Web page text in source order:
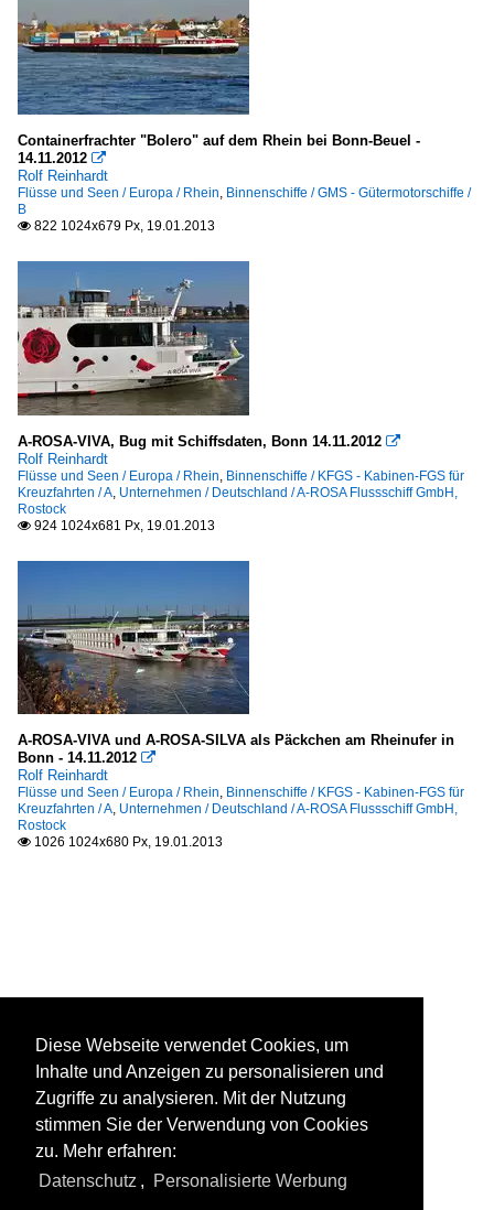
Containerfrachter "Bolero" auf dem Rhein bei Bonn-Beuel -
14.11.2012 
Rolf Reinhardt
Flüsse und Seen / Europa / Rhein, Binnenschiffe / GMS - Gütermotorschiffe /
B
 822 1024x679 Px, 19.01.2013
A-ROSA-VIVA, Bug mit Schiffsdaten, Bonn 14.11.2012 
Rolf Reinhardt
Flüsse und Seen / Europa / Rhein, Binnenschiffe / KFGS - Kabinen-FGS für
Kreuzfahrten / A, Unternehmen / Deutschland / A-ROSA Flussschiff GmbH,
Rostock
 924 1024x681 Px, 19.01.2013
A-ROSA-VIVA und A-ROSA-SILVA als Päckchen am Rheinufer in
Bonn - 14.11.2012 
Rolf Reinhardt
Flüsse und Seen / Europa / Rhein, Binnenschiffe / KFGS - Kabinen-FGS für
Kreuzfahrten / A, Unternehmen / Deutschland / A-ROSA Flussschiff GmbH,
Rostock
 1026 1024x680 Px, 19.01.2013
Diese Webseite verwendet Cookies, um
Inhalte und Anzeigen zu personalisieren und
Zugriffe zu analysieren. Mit der Nutzung
stimmen Sie der Verwendung von Cookies
zu. Mehr erfahren:
Datenschutz , Personalisierte Werbung